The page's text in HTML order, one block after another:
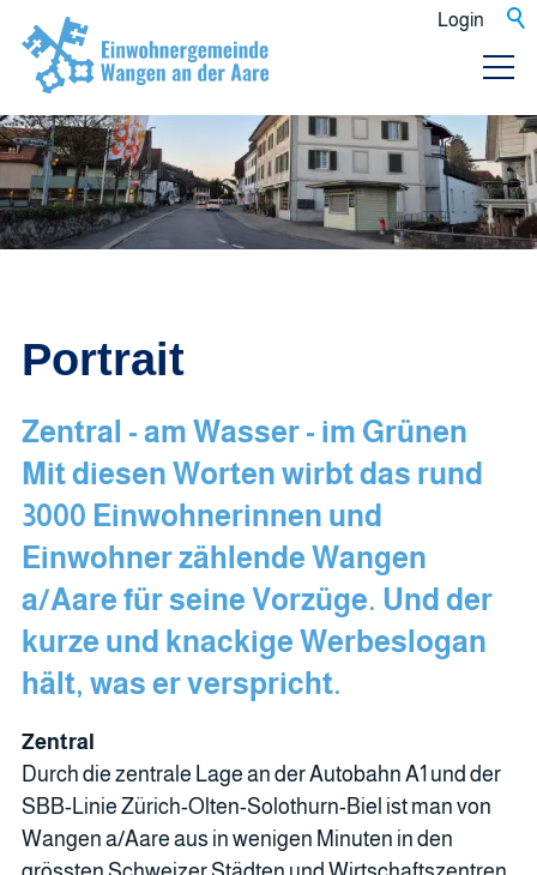
Login
Portrait
Zentral - am Wasser - im Grünen
Mit diesen Worten wirbt das rund
3000 Einwohnerinnen und
Einwohner zählende Wangen
a/Aare für seine Vorzüge. Und der
kurze und knackige Werbeslogan
hält, was er verspricht.
Zentral
Durch die zentrale Lage an der Autobahn A1 und der
SBB-Linie Zürich-Olten-Solothurn-Biel ist man von
Wangen a/Aare aus in wenigen Minuten in den